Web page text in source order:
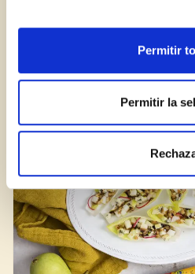
Permitir
Permitir la